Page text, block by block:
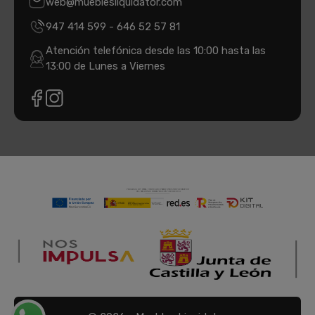
947 414 599 - 646 52 57 81
Atención telefónica desde las 10:00 hasta las
13:00 de Lunes a Viernes